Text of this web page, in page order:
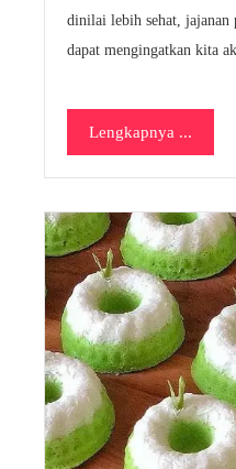
dinilai lebih sehat, jajanan
dapat mengingatkan kita
Lengkapnya ...